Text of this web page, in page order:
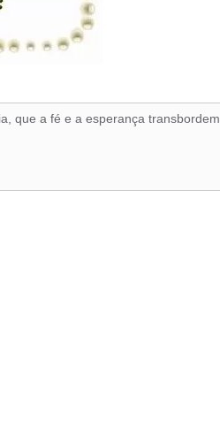
que a fé e a esperança transbordem